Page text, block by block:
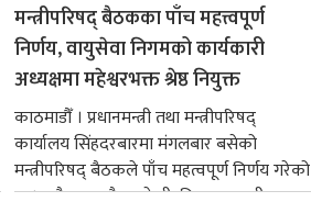
मन्त्रीपरिषद् बैठकका पाँच महत्त्वपूर्ण
निर्णय, वायुसेवा निगमको कार्यकारी
अध्यक्षमा महेश्वरभक्त श्रेष्ठ नियुक्त
काठमाडौँ । प्रधानमन्त्री तथा मन्त्रीपरिषद्
कार्यालय सिंहदरबारमा मंगलबार बसेको
मन्त्रीपरिषद् बैठकले पाँच महत्वपूर्ण निर्णय गरेको
छ । यसैक्रममा बैडकले बीउबिजनसम्बन्धी...